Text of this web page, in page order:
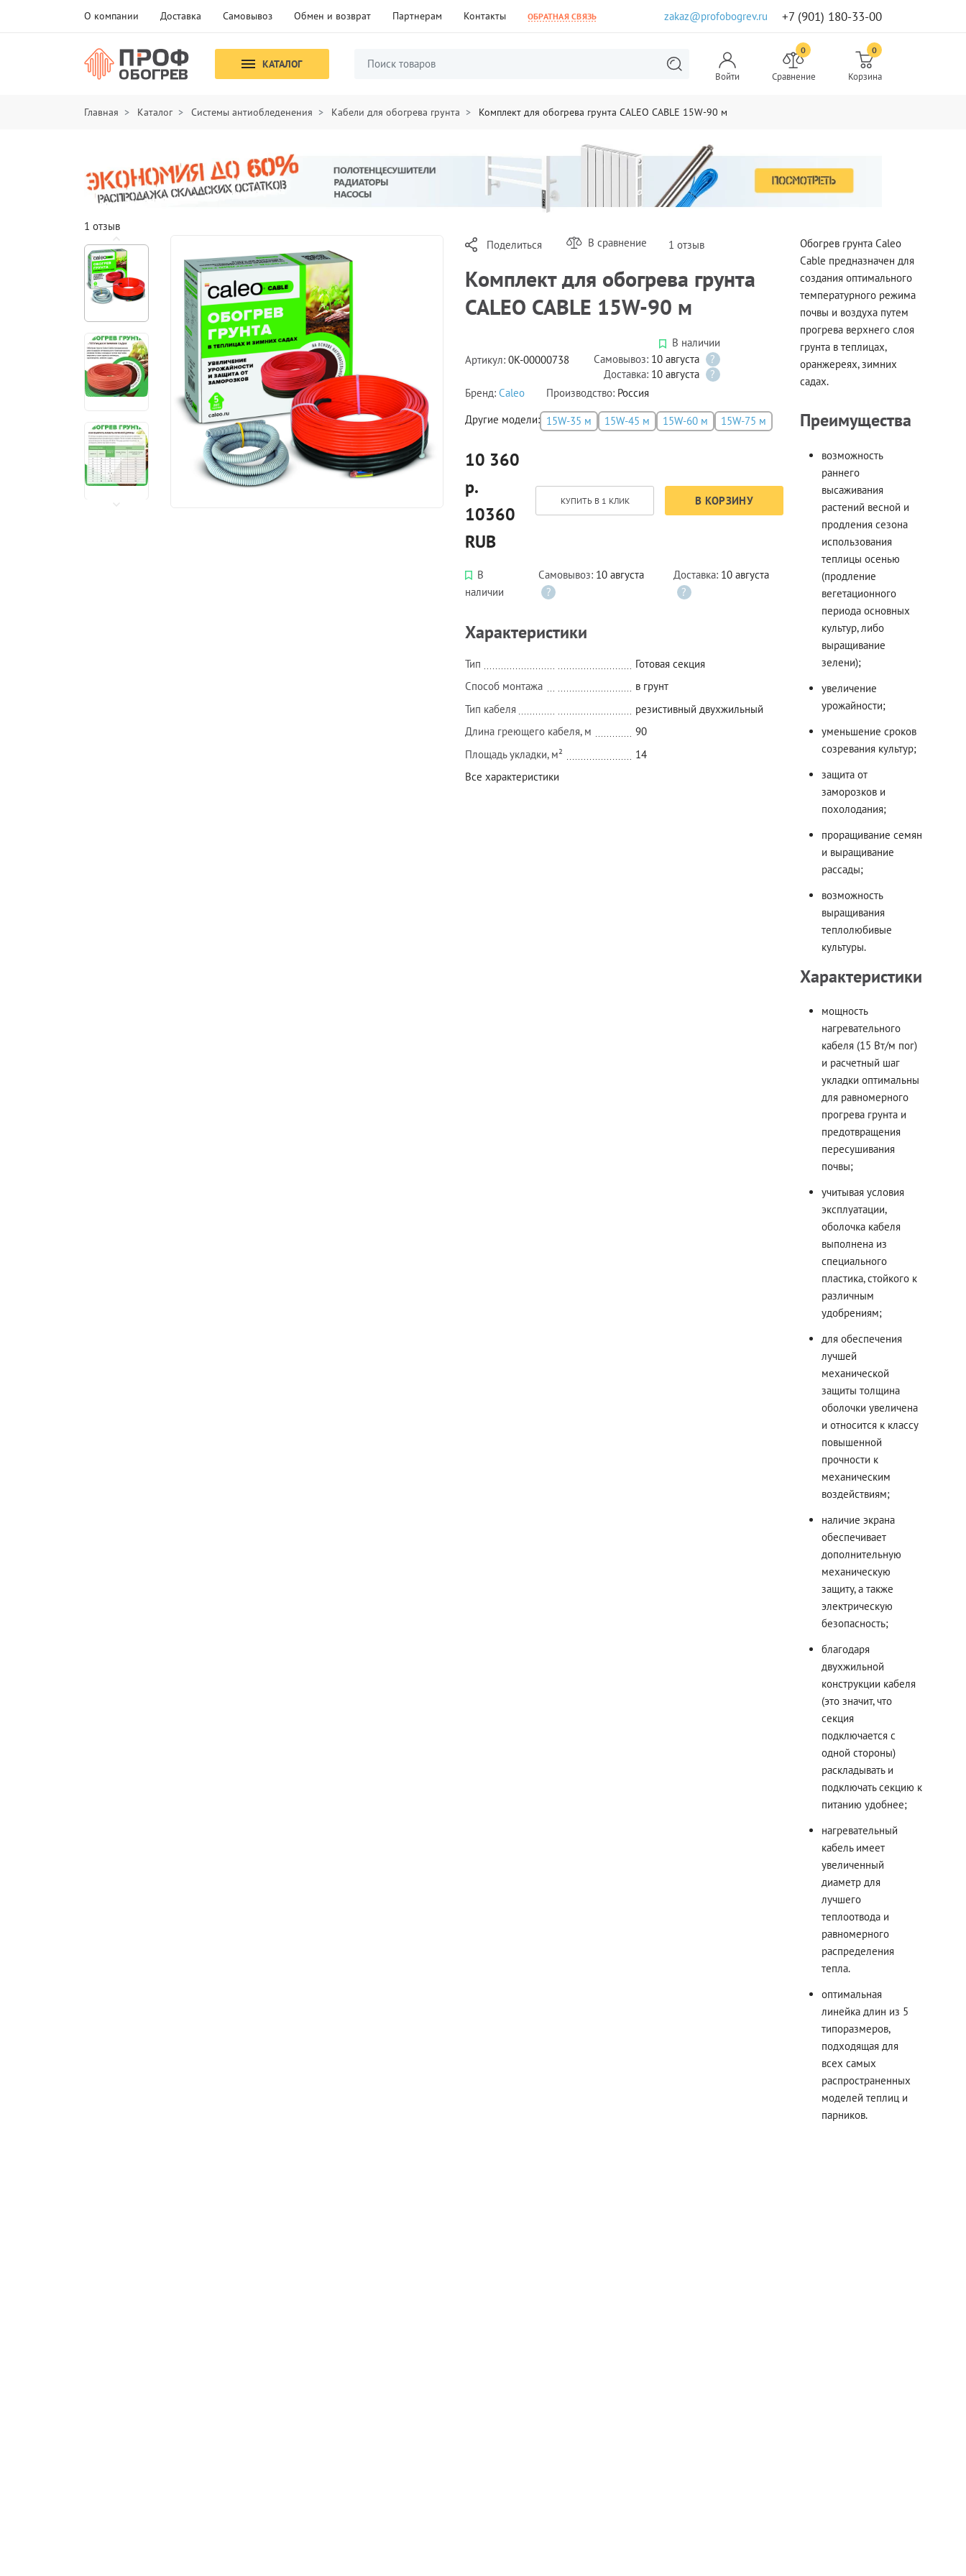
О компании Доставка Самовывоз Обмен и возврат Партнерам Контакты ОБРАТНАЯ СВЯЗЬ zakaz@profobogrev.ru +7 (901) 180-33-00
КАТАЛОГ
Войти
0
Сравнение
0
Корзина
Главная Каталог Системы антиобледенения Кабели для обогрева грунта Комплект для обогрева грунта CALEO CABLE 15W-90 м
1 отзыв
Поделиться
В сравнение 1 отзыв
Комплект для обогрева грунта
CALEO CABLE 15W-90 м
Артикул: 0К-00000738
В наличии
Самовывоз: 10 августа
?
Доставка: 10 августа
?
Бренд: Caleo Производство: Россия
Другие модели: 15W-35 м 15W-45 м 15W-60 м 15W-75 м
10 360
р.
10360
RUB
КУПИТЬ В 1 КЛИК В КОРЗИНУ
В
наличии
Самовывоз: 10 августа
?
Доставка: 10 августа
?
Характеристики
Тип
Готовая секция
Способ монтажа
в грунт
Тип кабеля
резистивный двухжильный
Длина греющего кабеля, м
90
Площадь укладки, м²
14
Все характеристики
Обогрев грунта Сaleo
Cable предназначен для
создания оптимального
температурного режима
почвы и воздуха путем
прогрева верхнего слоя
грунта в теплицах,
оранжереях, зимних
садах.
Преимущества
возможность
раннего
высаживания
растений весной и
продления сезона
использования
теплицы осенью
(продление
вегетационного
периода основных
культур, либо
выращивание
зелени);
увеличение
урожайности;
уменьшение сроков
созревания культур;
защита от
заморозков и
похолодания;
проращивание семян
и выращивание
рассады;
возможность
выращивания
теплолюбивые
культуры.
Характеристики
мощность
нагревательного
кабеля (15 Вт/м пог)
и расчетный шаг
укладки оптимальны
для равномерного
прогрева грунта и
предотвращения
пересушивания
почвы;
учитывая условия
эксплуатации,
оболочка кабеля
выполнена из
специального
пластика, стойкого к
различным
удобрениям;
для обеспечения
лучшей
механической
защиты толщина
оболочки увеличена
и относится к классу
повышенной
прочности к
механическим
воздействиям;
наличие экрана
обеспечивает
дополнительную
механическую
защиту, а также
электрическую
безопасность;
благодаря
двухжильной
конструкции кабеля
(это значит, что
секция
подключается с
одной стороны)
раскладывать и
подключать секцию к
питанию удобнее;
нагревательный
кабель имеет
увеличенный
диаметр для
лучшего
теплоотвода и
равномерного
распределения
тепла.
оптимальная
линейка длин из 5
типоразмеров,
подходящая для
всех самых
распространенных
моделей теплиц и
парников.